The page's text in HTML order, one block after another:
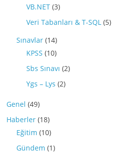
VB.NET (3)
Veri Tabanları & T-SQL (5)
Sınavlar (14)
KPSS (10)
Sbs Sınavı (2)
Ygs – Lys (2)
Genel (49)
Haberler (18)
Eğitim (10)
Gündem (1)